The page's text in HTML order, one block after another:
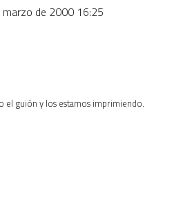
de 2000 16:25
el guión y los estamos imprimiendo.